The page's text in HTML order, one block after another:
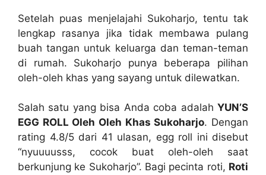
Setelah puas menjelajahi Sukoharjo, tentu tak
lengkap rasanya jika tidak membawa pulang
buah tangan untuk keluarga dan teman-teman
di rumah. Sukoharjo punya beberapa pilihan
oleh-oleh khas yang sayang untuk dilewatkan.
Salah satu yang bisa Anda coba adalah YUN’S
EGG ROLL Oleh Oleh Khas Sukoharjo. Dengan
rating 4.8/5 dari 41 ulasan, egg roll ini disebut
“nyuuuusss, cocok buat oleh-oleh saat
berkunjung ke Sukoharjo”. Bagi pecinta roti, Roti